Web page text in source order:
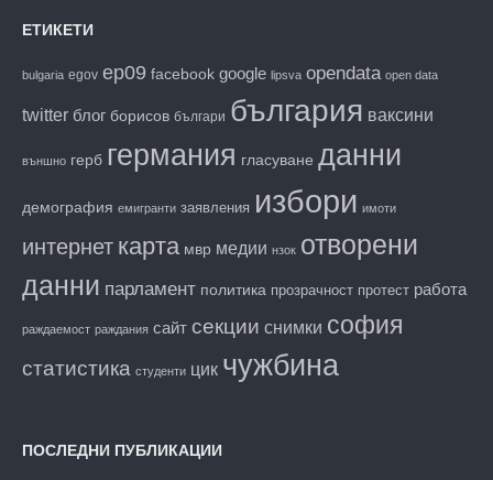
ЕТИКЕТИ
bulgaria egov ep09 facebook google lipsva opendata open data
twitter блог борисов българи българия ваксини
външно герб германия гласуване данни
демография емигранти заявления избори имоти
интернет карта мвр медии нзок отворени
данни парламент политика прозрачност протест работа
раждаемост раждания сайт секции снимки софия
статистика студенти цик чужбина
ПОСЛЕДНИ ПУБЛИКАЦИИ